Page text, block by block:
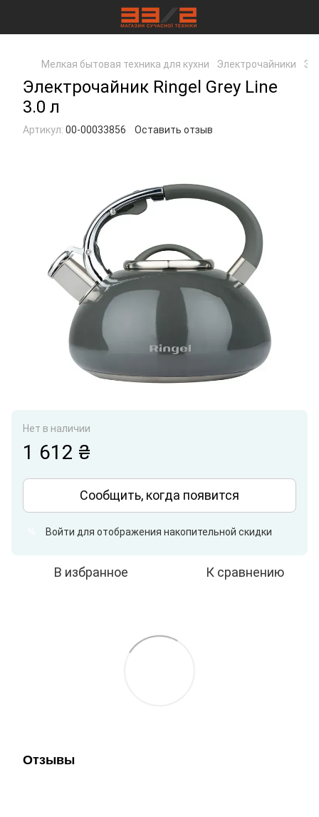
Мелкая бытовая техника для кухни Электрочайники
Электрочайник Ringel Grey Line
3.0 л
Артикул: 00-00033856 Оставить отзыв
Нет в наличии
1 612 ₴
Сообщить, когда появится
Войти для отображения накопительной скидки
В избранное К сравнению
Отзывы